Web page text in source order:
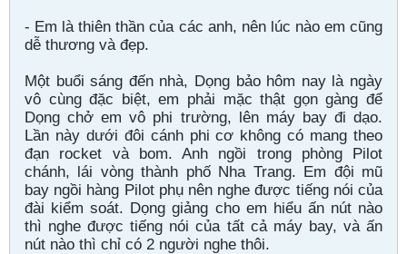
- Em là thiên thần của các anh, nên lúc nào em cũng
dễ thương và đẹp.
Một buổi sáng đến nhà, Dọng bảo hôm nay là ngày
vô cùng đặc biệt, em phải mặc thật gọn gàng để
Dọng chở em vô phi trường, lên máy bay đi dạo.
Lần này dưới đôi cánh phi cơ không có mang theo
đạn rocket và bom. Anh ngồi trong phòng Pilot
chánh, lái vòng thành phố Nha Trang. Em đội mũ
bay ngồi hàng Pilot phụ nên nghe được tiếng nói của
đài kiểm soát. Dọng giảng cho em hiểu ấn nút nào
thì nghe được tiếng nói của tất cả máy bay, và ấn
nút nào thì chỉ có 2 người nghe thôi.